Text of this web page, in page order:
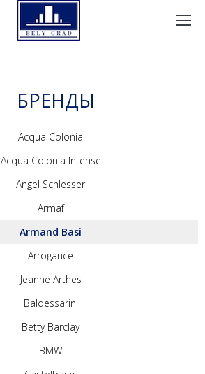
БРЕНДЫ
Acqua Colonia
Acqua Colonia Intense
Angel Schlesser
Armaf
Armand Basi
Arrogance
Jeanne Arthes
Baldessarini
Betty Barclay
BMW